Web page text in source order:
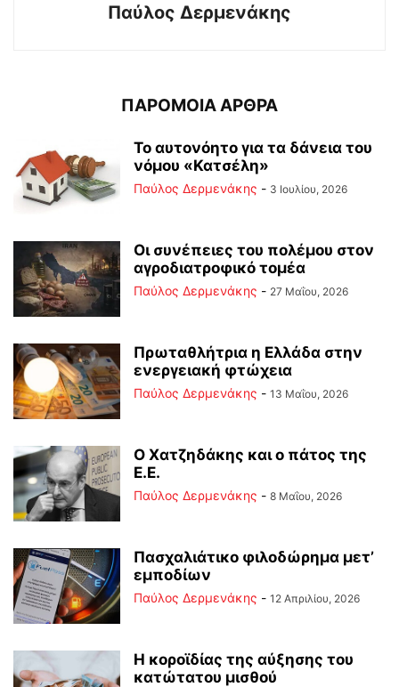
Παύλος Δερμενάκης
ΠΑΡΟΜΟΙΑ ΑΡΘΡΑ
Το αυτονόητο για τα δάνεια του
νόμου «Κατσέλη»
Παύλος Δερμενάκης - 3 Ιουλίου, 2026
Οι συνέπειες του πολέμου στoν
αγροδιατροφικό τομέα
Παύλος Δερμενάκης - 27 Μαΐου, 2026
Πρωταθλήτρια η Ελλάδα στην
ενεργειακή φτώχεια
Παύλος Δερμενάκης - 13 Μαΐου, 2026
Ο Χατζηδάκης και ο πάτος της
Ε.Ε.
Παύλος Δερμενάκης - 8 Μαΐου, 2026
Πασχαλιάτικο φιλοδώρημα μετ’
εμποδίων
Παύλος Δερμενάκης - 12 Απριλίου, 2026
Η κοροϊδίας της αύξησης του
κατώτατου μισθού